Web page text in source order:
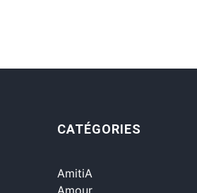
CATÉGORIES
AmitiA
Amour